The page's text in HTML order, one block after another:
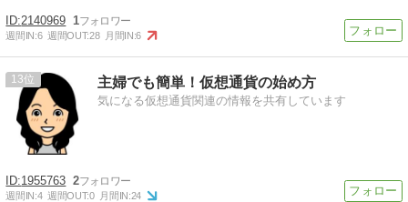
2140969 1
週間IN:6 週間OUT:28 月間IN:6
13 主婦でも簡単！仮想通貨の始め方
気になる仮想通貨関連の情報を共有しています
1955763 2
週間IN:4 週間OUT:0 月間IN:24